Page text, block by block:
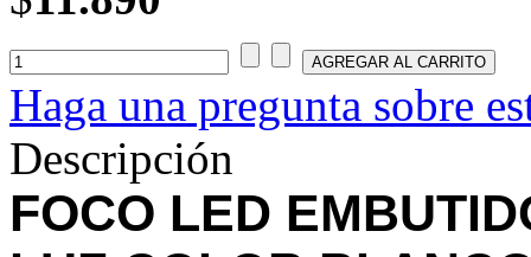
Haga una pregunta sobre
Descripción
FOCO LED